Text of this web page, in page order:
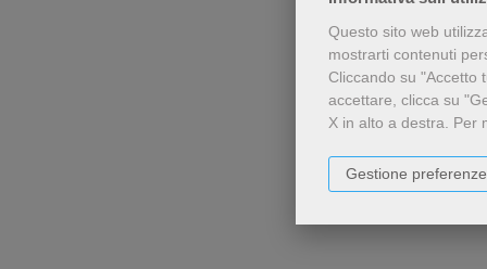
Questo sito web
mostrarti contenuti
Cliccando su "Accetto
accettare, clicca su
X in alto a destra. Per
Gestione preferenze